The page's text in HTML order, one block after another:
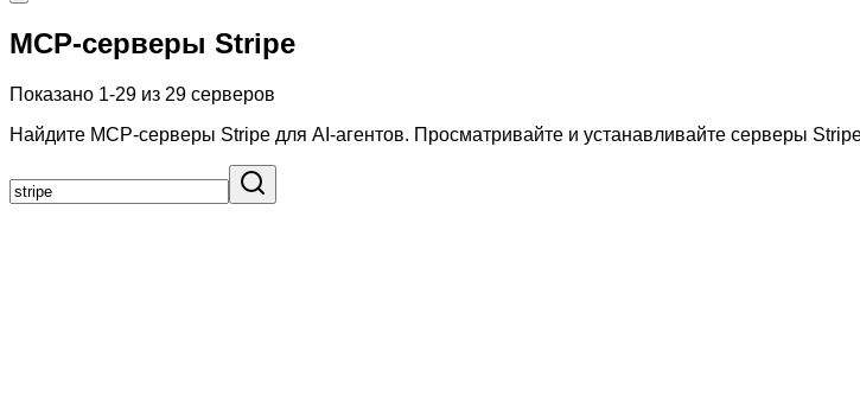
MCP-серверы Stripe
Показано 1-29 из 29 серверов
Найдите MCP-серверы Stripe для AI-агентов. Просматривайте и устанавливайте серверы